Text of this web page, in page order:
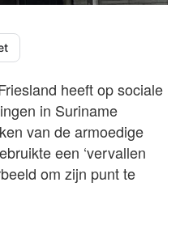
heeft op sociale
in Suriname
van de armoedige
een ‘vervallen
om zijn punt te